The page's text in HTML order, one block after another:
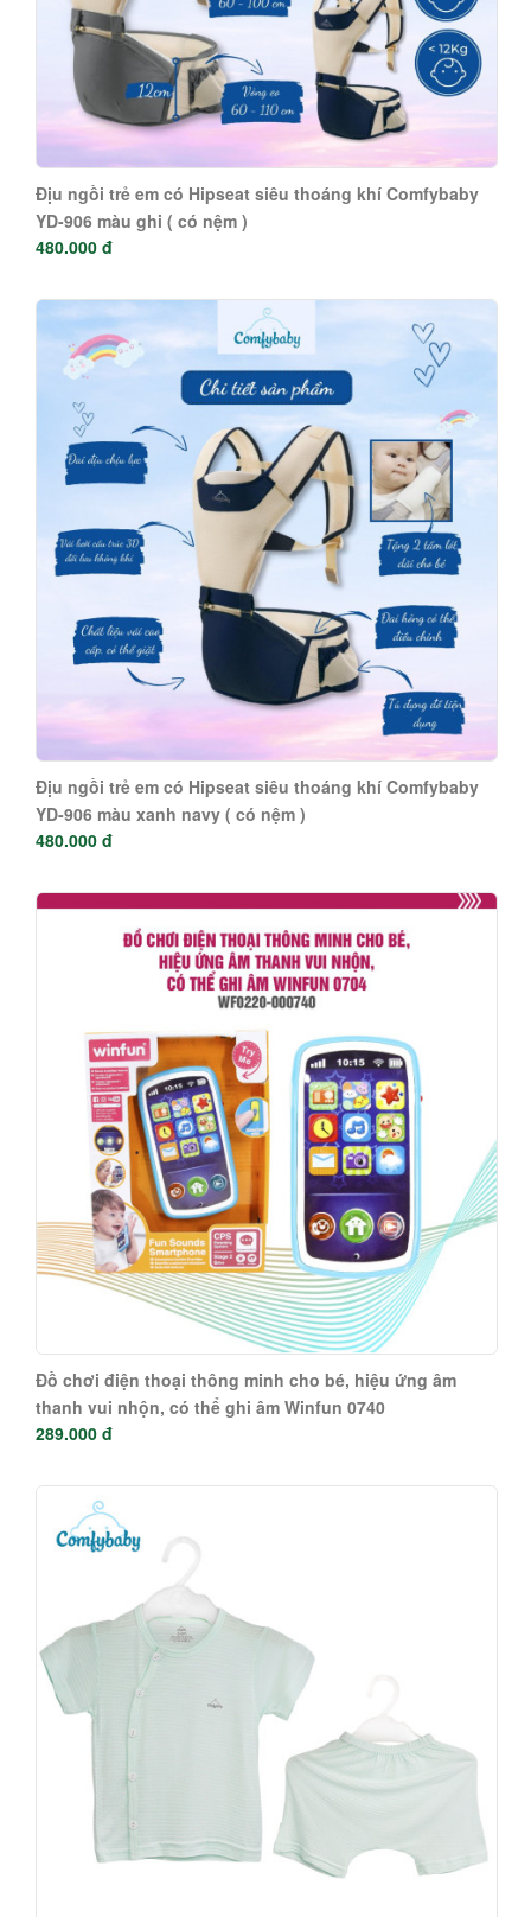
Địu ngồi trẻ em có Hipseat siêu thoáng khí Comfybaby
YD-906 màu ghi ( có nệm )
480.000 đ
Địu ngồi trẻ em có Hipseat siêu thoáng khí Comfybaby
YD-906 màu xanh navy ( có nệm )
480.000 đ
Đồ chơi điện thoại thông minh cho bé, hiệu ứng âm
thanh vui nhộn, có thể ghi âm Winfun 0740
289.000 đ